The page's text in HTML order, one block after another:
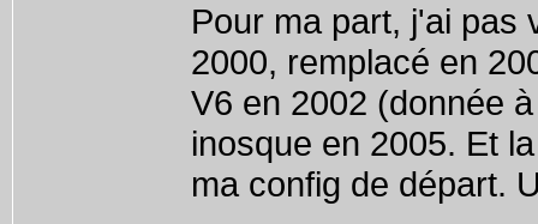
Pour ma part, j'ai pas
2000, remplacé en
V6 en 2002 (donnée
inosque en 2005. Et
ma config de départ.